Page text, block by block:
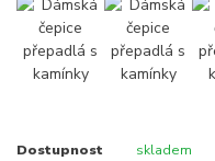
Dostupnost skladem